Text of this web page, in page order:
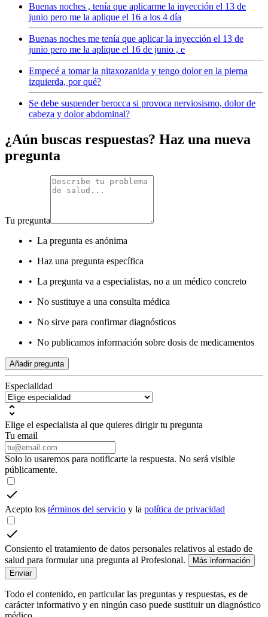
Buenas noches , tenía que aplicarme la inyección el 13 de
junio pero me la aplique el 16 a los 4 día
Buenas noches me tenía que aplicar la inyección el 13 de
junio pero me la aplique el 16 de junio , e
Empecé a tomar la nitaxozanida y tengo dolor en la pierna
izquierda, por qué?
Se debe suspender berocca si provoca nerviosismo, dolor de
cabeza y dolor abdominal?
¿Aún buscas respuestas? Haz una nueva
pregunta
Tu pregunta
• La pregunta es anónima
• Haz una pregunta específica
• La pregunta va a especialistas, no a un médico concreto
• No sustituye a una consulta médica
• No sirve para confirmar diagnósticos
• No publicamos información sobre dosis de medicamentos
Añadir pregunta
Especialidad
Elige el especialista al que quieres dirigir tu pregunta
Tu email
Solo lo usaremos para notificarte la respuesta. No será visible
públicamente.
Acepto los términos del servicio y la política de privacidad
Consiento el tratamiento de datos personales relativos al estado de
salud para formular una pregunta al Profesional.
Más información
Enviar
Todo el contenido, en particular las preguntas y respuestas, es de
carácter informativo y en ningún caso puede sustituir un diagnóstico